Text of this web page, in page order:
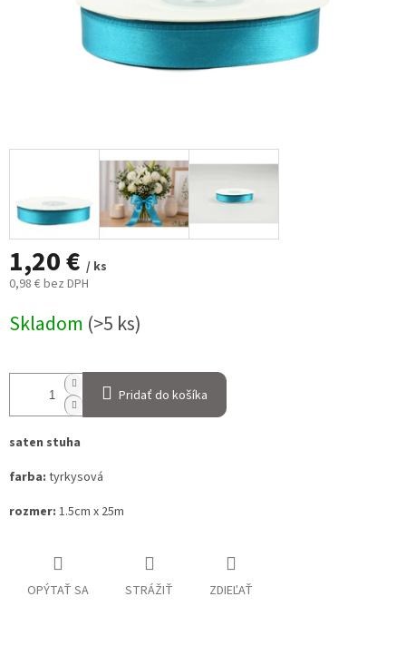
1,20 € / ks
0,98 € bez DPH
cena:
Skladom (>5 ks)
Pridať do košíka
saten stuha
farba: tyrkysová
rozmer: 1.5cm x 25m
OPÝTAŤ SA STRÁŽIŤ ZDIEĽAŤ